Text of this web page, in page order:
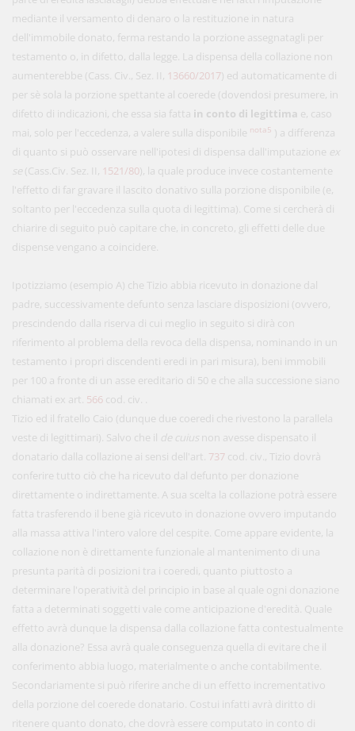
mediante il versamento di denaro o la restituzione in natura
dell'immobile donato, ferma restando la porzione assegnatagli per
testamento o, in difetto, dalla legge. La dispensa della collazione non
aumenterebbe (Cass. Civ., Sez. II, 13660/2017) ed automaticamente di
per sè sola la porzione spettante al coerede (dovendosi presumere, in
difetto di indicazioni, che essa sia fatta in conto di legittima e, caso
mai, solo per l'eccedenza, a valere sulla disponibile nota5 ) a differenza
di quanto si può osservare nell'ipotesi di dispensa dall'imputazione ex
se (Cass.Civ. Sez. II, 1521/80), la quale produce invece costantemente
l'effetto di far gravare il lascito donativo sulla porzione disponibile (e,
soltanto per l'eccedenza sulla quota di legittima). Come si cercherà di
chiarire di seguito può capitare che, in concreto, gli effetti delle due
dispense vengano a coincidere.
Ipotizziamo (esempio A) che Tizio abbia ricevuto in donazione dal
padre, successivamente defunto senza lasciare disposizioni (ovvero,
prescindendo dalla riserva di cui meglio in seguito si dirà con
riferimento al problema della revoca della dispensa, nominando in un
testamento i propri discendenti eredi in pari misura), beni immobili
per 100 a fronte di un asse ereditario di 50 e che alla successione siano
chiamati ex art. 566 cod. civ. .
Tizio ed il fratello Caio (dunque due coeredi che rivestono la parallela
veste di legittimari). Salvo che il de cuius non avesse dispensato il
donatario dalla collazione ai sensi dell'art. 737 cod. civ., Tizio dovrà
conferire tutto ciò che ha ricevuto dal defunto per donazione
direttamente o indirettamente. A sua scelta la collazione potrà essere
fatta trasferendo il bene già ricevuto in donazione ovvero imputando
alla massa attiva l'intero valore del cespite. Come appare evidente, la
collazione non è direttamente funzionale al mantenimento di una
presunta parità di posizioni tra i coeredi, quanto piuttosto a
determinare l'operatività del principio in base al quale ogni donazione
fatta a determinati soggetti vale come anticipazione d'eredità. Quale
effetto avrà dunque la dispensa dalla collazione fatta contestualmente
alla donazione? Essa avrà quale conseguenza quella di evitare che il
conferimento abbia luogo, materialmente o anche contabilmente.
Secondariamente si può riferire anche di un effetto incrementativo
della porzione del coerede donatario. Costui infatti avrà diritto di
ritenere quanto donato, che dovrà essere computato in conto di